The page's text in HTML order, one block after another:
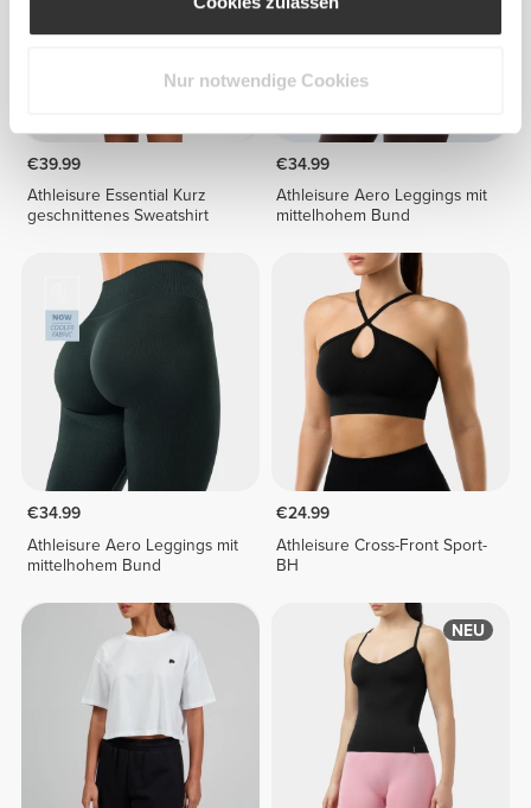
Nur notwendige Cookies
€39.99
Athleisure Essential Kurz
geschnittenes Sweatshirt
€34.99
Athleisure Aero Leggings mit
mittelhohem Bund
€34.99
Athleisure Aero Leggings mit
mittelhohem Bund
€24.99
Athleisure Cross-Front Sport-
BH
NEU